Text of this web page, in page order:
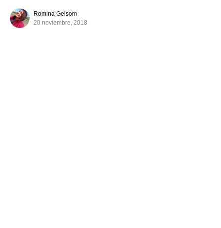
Romina Gelsom
20 noviembre, 2018